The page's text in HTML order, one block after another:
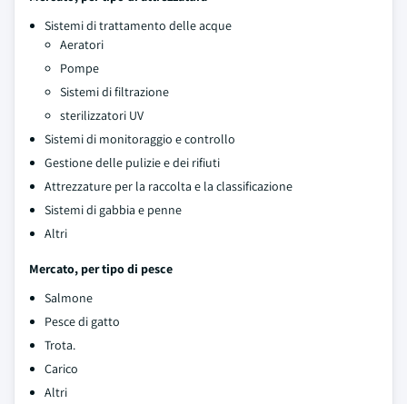
Sistemi di trattamento delle acque
Aeratori
Pompe
Sistemi di filtrazione
sterilizzatori UV
Sistemi di monitoraggio e controllo
Gestione delle pulizie e dei rifiuti
Attrezzature per la raccolta e la classificazione
Sistemi di gabbia e penne
Altri
Mercato, per tipo di pesce
Salmone
Pesce di gatto
Trota.
Carico
Altri